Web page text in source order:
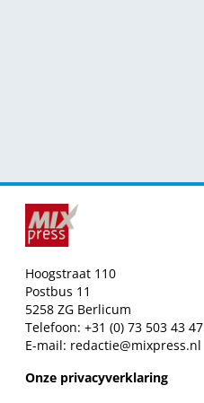
Hoogstraat 110
Postbus 11
5258 ZG Berlicum
Telefoon: +31 (0) 73 503 43 47
E-mail: redactie@mixpress.nl
Onze privacyverklaring